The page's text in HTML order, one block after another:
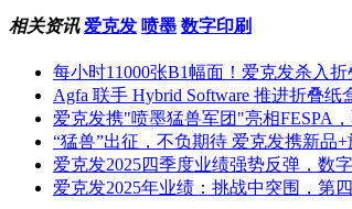
相关资讯 爱克发 喷墨 数字印刷
每小时11000张B1幅面！爱克发杀入
Agfa 联手 Hybrid Software 推进折叠纸
爱克发携"喷墨猛兽军团"亮相FESPA
“猛兽”出征，不负期待 爱克发携新品
爱克发2025四季度业绩强势反弹，数
爱克发2025年业绩：挑战中突围，第